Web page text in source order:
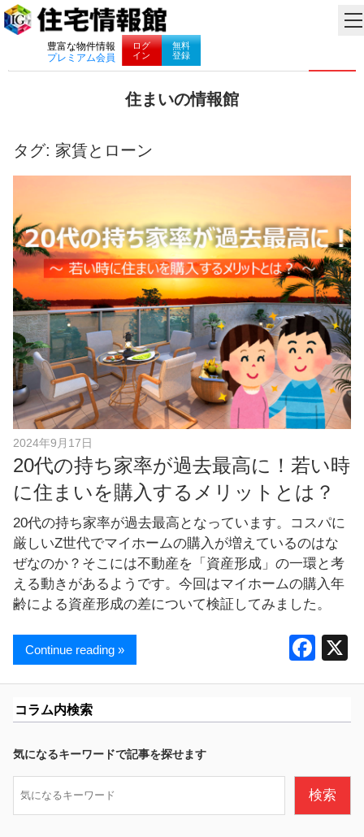
豊富な物件情報
プレミアム会員
ログ
イン
無料
登録
ナビゲーション
住まいの情報館
い
と
暮
に
役
立
つ
情
報
を
お
届
け
し
ま
す
！
タグ: 家賃とローン
2024年9月17日
20代の持ち家率が過去最高に！若い時
に住まいを購入するメリットとは？
20代の持ち家率が過去最高となっています。コスパに
厳しいZ世代でマイホームの購入が増えているのはな
ぜなのか？そこには不動産を「資産形成」の一環と考
える動きがあるようです。今回はマイホームの購入年
齢による資産形成の差について検証してみました。
F
e
o
o
Continue reading »
コラム内検索
気になるキーワードで記事を探せます
索
検索